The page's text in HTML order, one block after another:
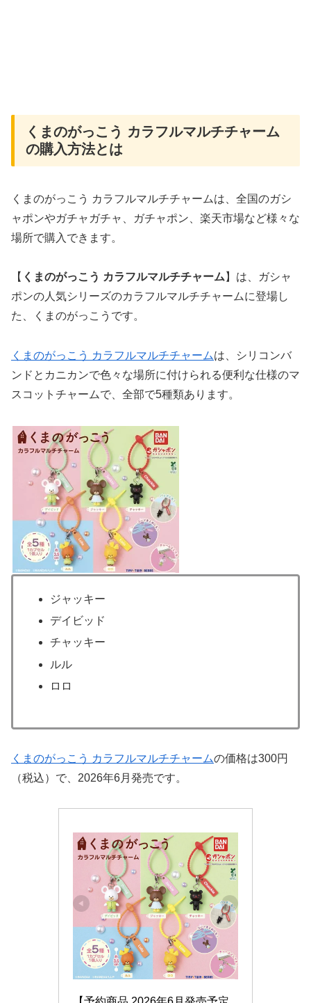
くまのがっこう カラフルマルチチャーム
の購入方法とは
くまのがっこう カラフルマルチチャームは、全国のガシ
ャポンやガチャガチャ、ガチャポン、楽天市場など様々な
場所で購入できます。
【 くまのがっこう カラフルマルチチャーム 】は、ガシャ
ポンの人気シリーズのカラフルマルチチャームに登場し
た、くまのがっこうです。
くまのがっこう カラフルマルチチャームは、シリコンバ
ンドとカニカンで色々な場所に付けられる便利な仕様のマ
スコットチャームで、全部で5種類あります。
ジャッキー
デイビッド
チャッキー
ルル
ロロ
くまのがっこう カラフルマルチチャームの価格は300円
（税込）で、2026年6月発売です。